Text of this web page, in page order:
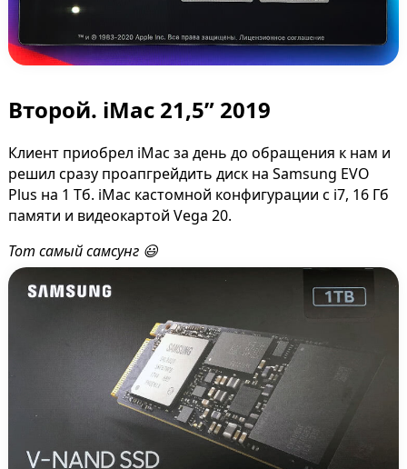
Второй. iMac 21,5” 2019
Клиент приобрел iMac за день до обращения к нам и
решил сразу проапгрейдить диск на Samsung EVO
Plus на 1 Тб. iMac кастомной конфигурации с i7, 16 Гб
памяти и видеокартой Vega 20.
Тот самый самсунг 😃